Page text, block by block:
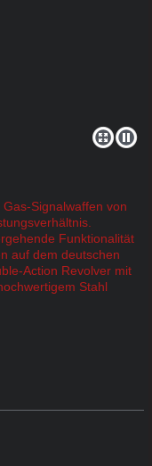
Signalwaffen von
Funktionalität
auf dem deutschen
Action Revolver mit
Stahl